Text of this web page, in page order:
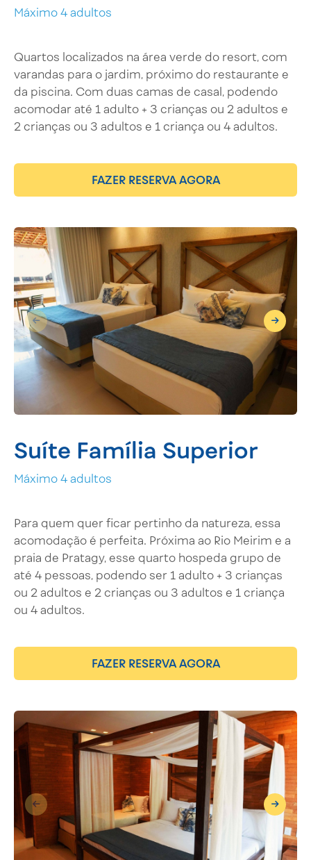
Máximo 4 adultos
Quartos localizados na área verde do resort, com
varandas para o jardim, próximo do restaurante e
da piscina. Com duas camas de casal, podendo
acomodar até 1 adulto + 3 crianças ou 2 adultos e
2 crianças ou 3 adultos e 1 criança ou 4 adultos.
FAZER RESERVA AGORA
Suíte Família Superior
Máximo 4 adultos
Para quem quer ficar pertinho da natureza, essa
acomodação é perfeita. Próxima ao Rio Meirim e a
praia de Pratagy, esse quarto hospeda grupo de
até 4 pessoas, podendo ser 1 adulto + 3 crianças
ou 2 adultos e 2 crianças ou 3 adultos e 1 criança
ou 4 adultos.
FAZER RESERVA AGORA